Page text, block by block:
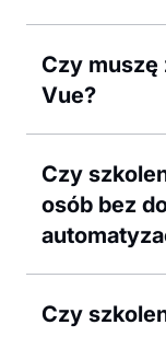
Czy muszę
Vue?
Czy
osób bez
Czy